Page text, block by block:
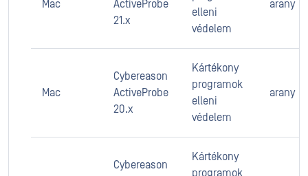
Mac
ActiveProbe
21.x
elleni
védelem
arany
Mac
Cybereason
ActiveProbe
20.x
Kártékony
programok
elleni
védelem
arany
Cybereason
Kártékony
programok